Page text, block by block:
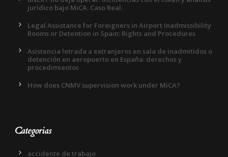
jurídico bajo MiCA. Caso Real.
Legal Assistance for Foreigners in Airport Inadmissibility
Rooms or Detention in Spain: Rights and Procedures
Asistencia letrada a extranjeros en sala de inadmitidos o
detención en aeropuerto en España: derechos y
procedimientos
How does CNMV supervision work under MiCA?
Categorias
accidente de trabajo